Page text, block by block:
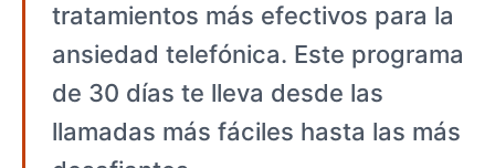
tratamientos más efectivos para la
ansiedad telefónica. Este programa
de 30 días te lleva desde las
llamadas más fáciles hasta las más